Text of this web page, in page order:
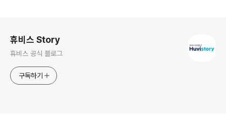
휴비스 Story
휴비스 공식 블로그
구독하기